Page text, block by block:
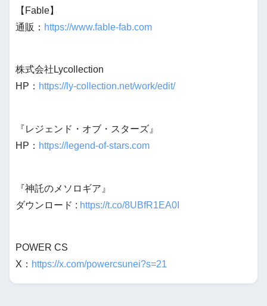
【Fable】
通販： https://www.fable-fab.com
株式会社Lycollection
HP： https://ly-collection.net/work/edit/
『レジェンド・オブ・スターズ』
HP： https://legend-of-stars.com
『神託のメソロギア』
ダウンロード : https://t.co/8UBfR1EA0I
POWER CS
X： https://x.com/powercsunei?s=21